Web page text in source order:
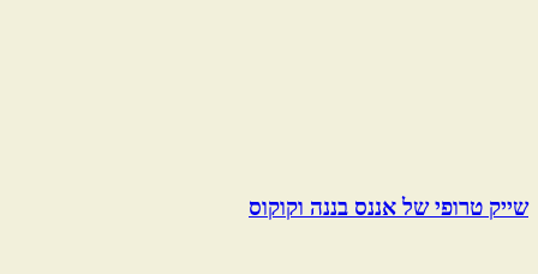
שייק טרופי של אננס בננה וקוקוס